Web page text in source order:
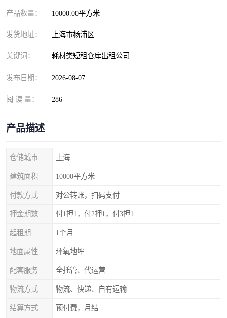
产品数量： 10000.00平方米
发货地址： 上海市杨浦区
关键词： 耗材类短租仓库出租公司
发布日期： 2026-08-07
阅 读 量： 286
产品描述
仓储城市 上海
建筑面积 10000平方米
付款方式 对公转账，扫码支付
押金期数 付1押1，付2押1，付3押1
起租期 1个月
地面属性 环氧地坪
配套服务 全托管、代运营
物流方式 物流、快递、自有运输
结算方式 预付费，月结